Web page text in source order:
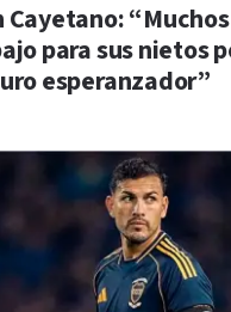
Cayetano:
para sus nietos
esperanzador”